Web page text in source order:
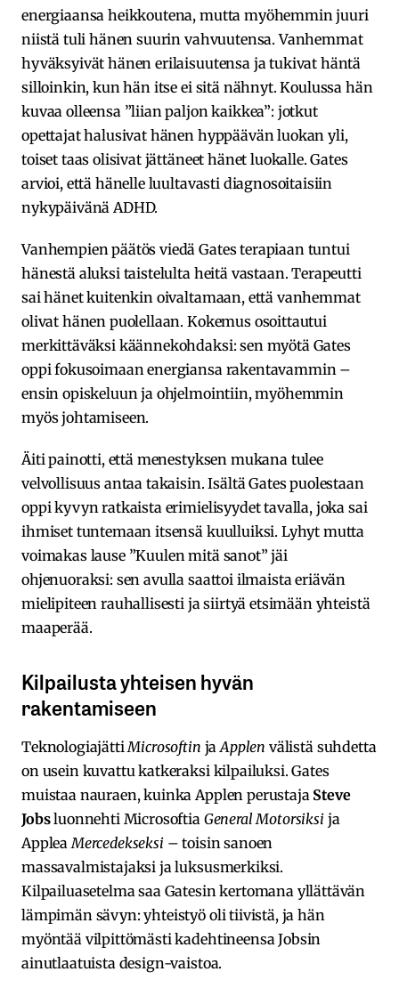
energiaansa heikkoutena, mutta myöhemmin juuri
niistä tuli hänen suurin vahvuutensa. Vanhemmat
hyväksyivät hänen erilaisuutensa ja tukivat häntä
silloinkin, kun hän itse ei sitä nähnyt. Koulussa hän
kuvaa olleensa ”liian paljon kaikkea”: jotkut
opettajat halusivat hänen hyppäävän luokan yli,
toiset taas olisivat jättäneet hänet luokalle. Gates
arvioi, että hänelle luultavasti diagnosoitaisiin
nykypäivänä ADHD.
Vanhempien päätös viedä Gates terapiaan tuntui
hänestä aluksi taistelulta heitä vastaan. Terapeutti
sai hänet kuitenkin oivaltamaan, että vanhemmat
olivat hänen puolellaan. Kokemus osoittautui
merkittäväksi käännekohdaksi: sen myötä Gates
oppi fokusoimaan energiansa rakentavammin –
ensin opiskeluun ja ohjelmointiin, myöhemmin
myös johtamiseen.
Äiti painotti, että menestyksen mukana tulee
velvollisuus antaa takaisin. Isältä Gates puolestaan
oppi kyvyn ratkaista erimielisyydet tavalla, joka sai
ihmiset tuntemaan itsensä kuulluiksi. Lyhyt mutta
voimakas lause ”Kuulen mitä sanot” jäi
ohjenuoraksi: sen avulla saattoi ilmaista eriävän
mielipiteen rauhallisesti ja siirtyä etsimään yhteistä
maaperää.
Kilpailusta yhteisen hyvän
rakentamiseen
TeknologiajättiMicrosoftin jaApplen välistä suhdetta
on usein kuvattu katkeraksi kilpailuksi. Gates
muistaa nauraen, kuinka Applen perustaja Steve
Jobsluonnehti Microsoftia General Motorsiksi ja
AppleaMercedekseksi– toisin sanoen
massavalmistajaksi ja luksusmerkiksi.
Kilpailuasetelma saa Gatesin kertomana yllättävän
lämpimän sävyn: yhteistyö oli tiivistä, ja hän
myöntää vilpittömästi kadehtineensa Jobsin
ainutlaatuista design-vaistoa.